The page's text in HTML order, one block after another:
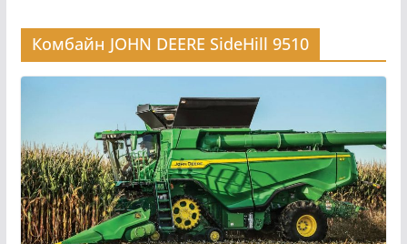
Комбайн JOHN DEERE SideHill 9510